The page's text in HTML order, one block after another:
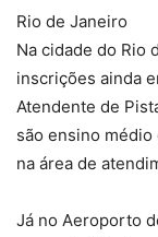
Rio de Janeiro
Na cidade do Rio
inscrições ainda
Atendente de
são ensino
na área de
Já no Aeroporto